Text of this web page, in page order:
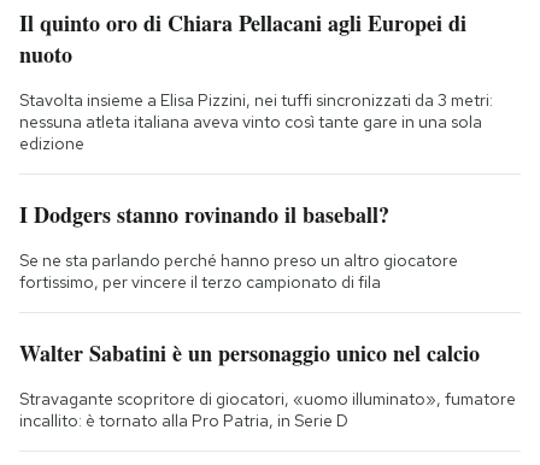
Il quinto oro di Chiara Pellacani agli Europei di
nuoto
Stavolta insieme a Elisa Pizzini, nei tuffi sincronizzati da 3 metri:
nessuna atleta italiana aveva vinto così tante gare in una sola
edizione
I Dodgers stanno rovinando il baseball?
Se ne sta parlando perché hanno preso un altro giocatore
fortissimo, per vincere il terzo campionato di fila
Walter Sabatini è un personaggio unico nel calcio
Stravagante scopritore di giocatori, «uomo illuminato», fumatore
incallito: è tornato alla Pro Patria, in Serie D